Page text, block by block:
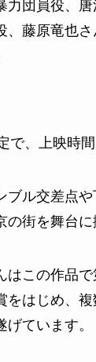
力団員役、
、藤原竜也
で、上映時間
ブル交差点
の街を舞台に
はこの作品で
をはじめ、
ています。